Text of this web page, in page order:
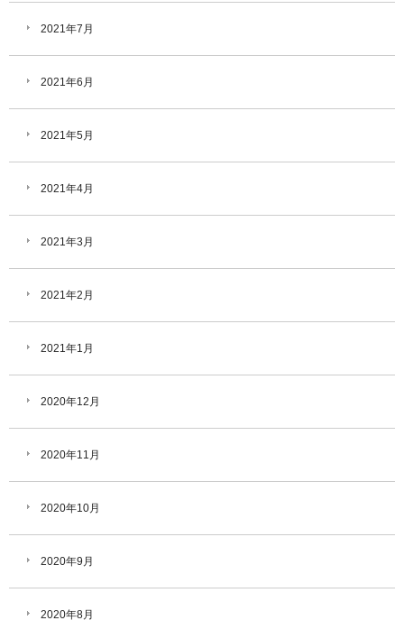
2021年7月
2021年6月
2021年5月
2021年4月
2021年3月
2021年2月
2021年1月
2020年12月
2020年11月
2020年10月
2020年9月
2020年8月